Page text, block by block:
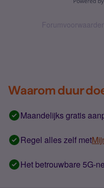
Forumvoorwaarden
Waarom duur
Maandelijks gratis
Regel alles zelf met
Het betrouwbare 5G-